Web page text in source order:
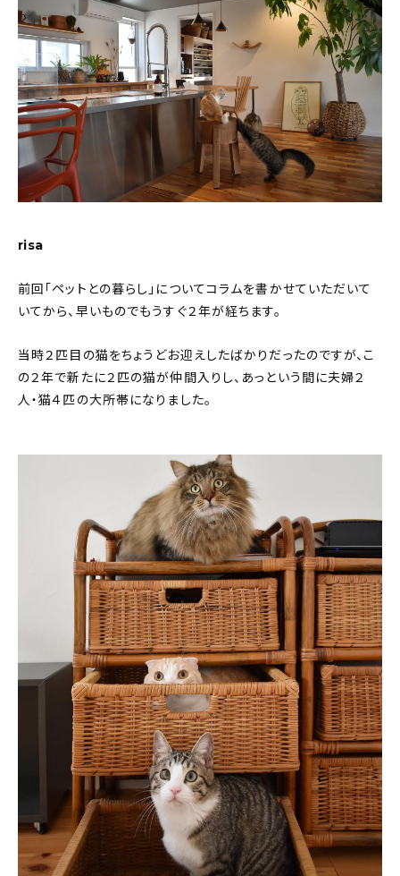
おすすめの記事
インテリア
日用品
キッチン
ギフト
プライバシーポリシー
risa
前回「ペットとの暮らし」についてコラムを書かせていただいて
いてから、早いものでもうすぐ２年が経ちます。
当時２匹目の猫をちょうどお迎えしたばかりだったのですが、こ
の２年で新たに２匹の猫が仲間入りし、あっという間に夫婦２
人・猫４匹の大所帯になりました。